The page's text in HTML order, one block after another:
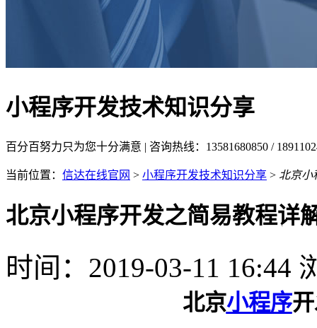
小程序开发技术知识分享
百分百努力只为您十分满意 | 咨询热线：13581680850 /
当前位置： 信达在线官网 > 小程序开发技术知识分享 > 北京小
北京小程序开发之简易教程详
时间：2019-03-11 16:44
北京小程序